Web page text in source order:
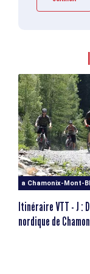
a Chamonix-Mont-
Itinéraire VTT - J :
nordique de